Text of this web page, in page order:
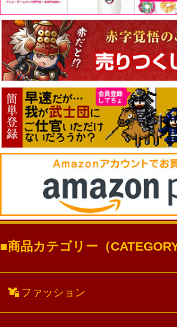
商品カテゴリー（
ファッション